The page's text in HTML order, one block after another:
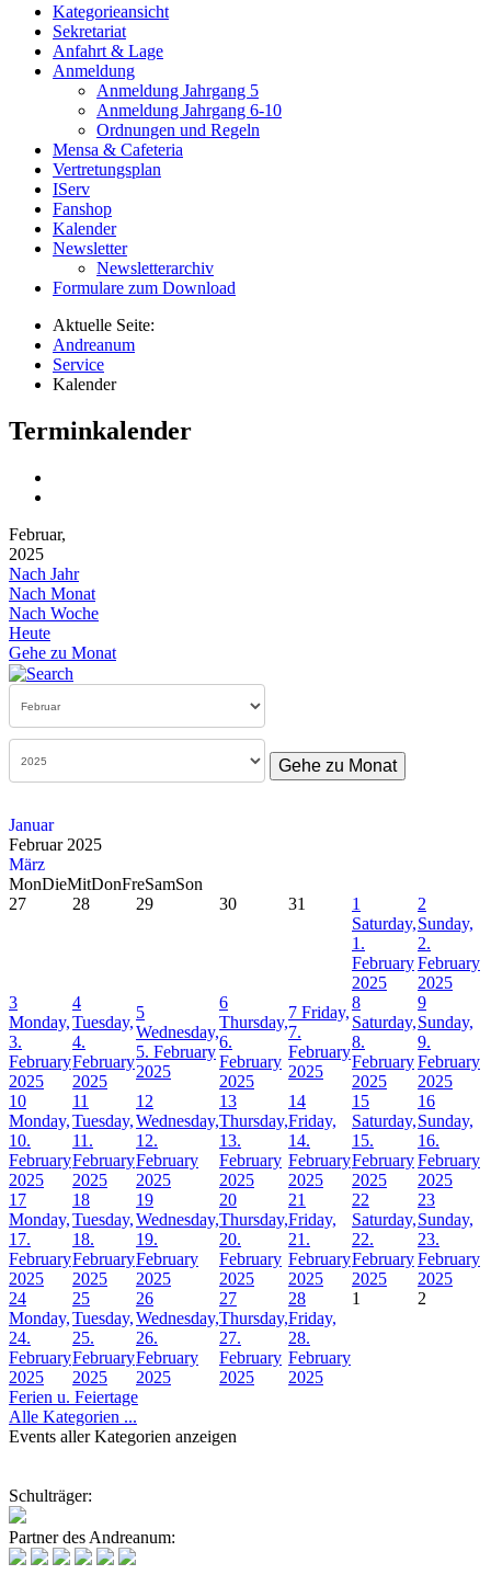
Kategorieansicht
Sekretariat
Anfahrt & Lage
Anmeldung
Anmeldung Jahrgang 5
Anmeldung Jahrgang 6-10
Ordnungen und Regeln
Mensa & Cafeteria
Vertretungsplan
IServ
Fanshop
Kalender
Newsletter
Newsletterarchiv
Formulare zum Download
Aktuelle Seite:
Andreanum
Service
Kalender
Terminkalender
Februar,
2025
Nach Jahr
Nach Monat
Nach Woche
Heute
Gehe zu Monat
Gehe zu Monat
Januar
Februar 2025
März
MonDieMitDonFreSamSon
27
28 29 30 31
1
Saturday,
1.
February
2025
2
Sunday,
2.
February
2025
3
Monday,
3.
February
2025
4
Tuesday,
4.
February
2025
5
Wednesday,
5. February
2025
6
Thursday,
6.
February
2025
7 Friday,
7.
February
2025
8
Saturday,
8.
February
2025
9
Sunday,
9.
February
2025
10
Monday,
10.
February
2025
11
Tuesday,
11.
February
2025
12
Wednesday,
12.
February
2025
13
Thursday,
13.
February
2025
14
Friday,
14.
February
2025
15
Saturday,
15.
February
2025
16
Sunday,
16.
February
2025
17
Monday,
17.
February
2025
18
Tuesday,
18.
February
2025
19
Wednesday,
19.
February
2025
20
Thursday,
20.
February
2025
21
Friday,
21.
February
2025
22
Saturday,
22.
February
2025
23
Sunday,
23.
February
2025
24
Monday,
24.
February
2025
25
Tuesday,
25.
February
2025
26
Wednesday,
26.
February
2025
27
Thursday,
27.
February
2025
28
Friday,
28.
February
2025
1 2
Ferien u. Feiertage
Alle Kategorien ...
Events aller Kategorien anzeigen
Schulträger:
Partner des Andreanum: